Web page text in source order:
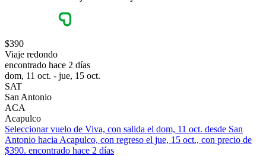
$390
Viaje redondo
encontrado hace 2 días
dom, 11 oct. - jue, 15 oct.
SAT
San Antonio
ACA
Acapulco
Seleccionar vuelo de Viva, con salida el dom, 11 oct. desde San
Antonio hacia Acapulco, con regreso el jue, 15 oct., con precio de
$390. encontrado hace 2 días